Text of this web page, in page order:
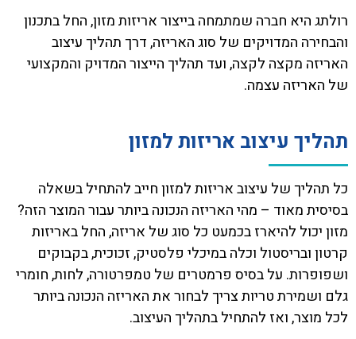
רולתג היא חברה שמתמחה בייצור אריזות מזון, החל בתכנון
והבחירה המדויקים של סוג האריזה, דרך תהליך עיצוב
האריזה מקצה לקצה, ועד תהליך הייצור המדויק והמקצועי
של האריזה עצמה.
תהליך עיצוב אריזות למזון
כל תהליך של עיצוב אריזות למזון חייב להתחיל בשאלה
בסיסית מאוד – מהי האריזה הנכונה ביותר עבור המוצר הזה?
מזון יכול להיארז בכמעט כל סוג של אריזה, החל באריזות
קרטון ובריסטול וכלה במיכלי פלסטיק, זכוכית, בקבוקים
ושפופרות. על בסיס פרמטרים של טמפרטורה, לחות, חומרי
גלם ושמירת טריות צריך לבחור את האריזה הנכונה ביותר
לכל מוצר, ואז להתחיל בתהליך העיצוב.